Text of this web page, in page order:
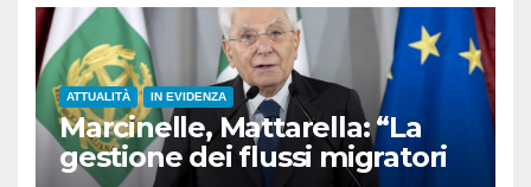
ATTUALITÀ IN EVIDENZA
Marcinelle, Mattarella: “La
gestione dei flussi migratori